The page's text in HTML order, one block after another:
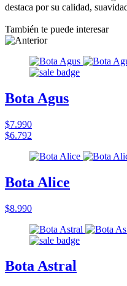
destaca por su calidad,
También te puede interesar
Bota Agus
$7.990
$6.792
Bota Alice
$8.990
Bota Astral